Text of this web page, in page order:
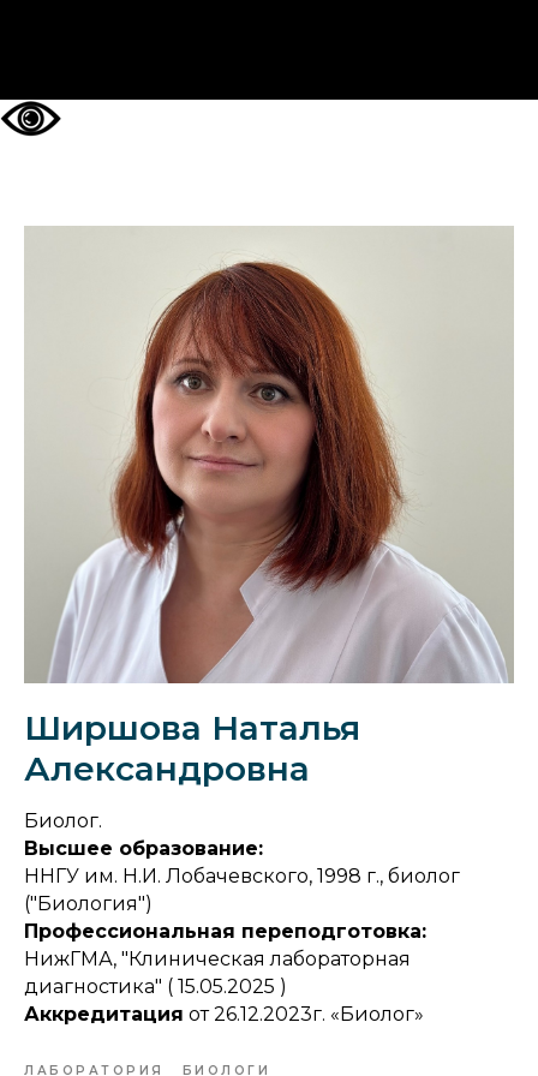
Ширшова Наталья
Александровна
Биолог.
Высшее образование:
ННГУ им. Н.И. Лобачевского, 1998 г., биолог
("Биология")
Профессиональная переподготовка:
НижГМА, "Клиническая лабораторная
диагностика" ( 15.05.2025 )
Аккредитация от 26.12.2023г. «Биолог»
ЛАБОРАТОРИЯ БИОЛОГИ